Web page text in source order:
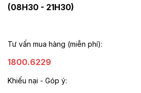
(08H30 - 21H30)
Tư vấn mua hàng (miễn phí):
1800.6229
Khiếu nại - Góp ý: